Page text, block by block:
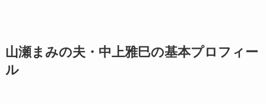
山瀬まみの夫・中上雅巳の基本プロフィー
ル